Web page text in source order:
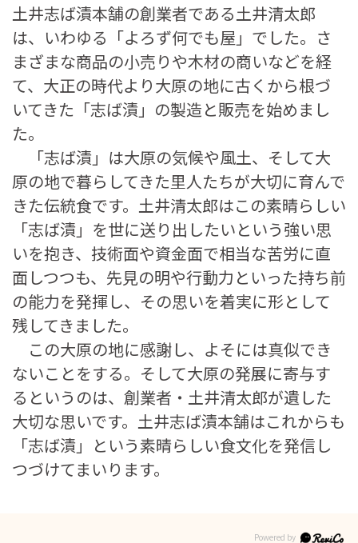
土井志ば漬本舗の創業者である土井清太郎
は、いわゆる「よろず何でも屋」でした。さ
まざまな商品の小売りや木材の商いなどを経
て、大正の時代より大原の地に古くから根づ
いてきた「志ば漬」の製造と販売を始めまし
た。
「志ば漬」は大原の気候や風土、そして大
原の地で暮らしてきた里人たちが大切に育んで
きた伝統食です。土井清太郎はこの素晴らしい
「志ば漬」を世に送り出したいという強い思
いを抱き、技術面や資金面で相当な苦労に直
面しつつも、先見の明や行動力といった持ち前
の能力を発揮し、その思いを着実に形として
残してきました。
この大原の地に感謝し、よそには真似でき
ないことをする。そして大原の発展に寄与す
るというのは、創業者・土井清太郎が遺した
大切な思いです。土井志ば漬本舗はこれからも
「志ば漬」という素晴らしい食文化を発信し
つづけてまいります。